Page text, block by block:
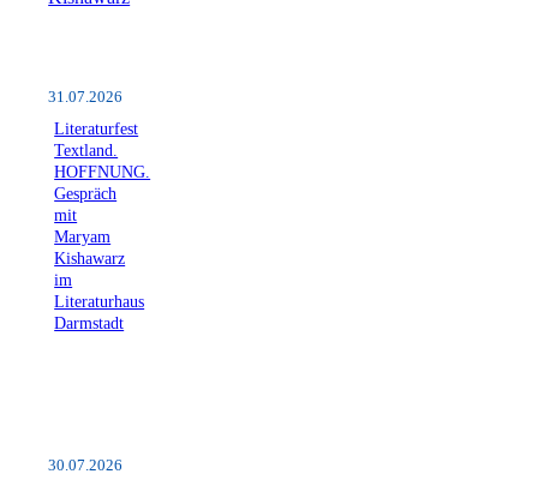
31.07.2026
Literaturfest
Textland.
HOFFNUNG.
Gespräch
mit
Maryam
Kishawarz
im
Literaturhaus
Darmstadt
30.07.2026